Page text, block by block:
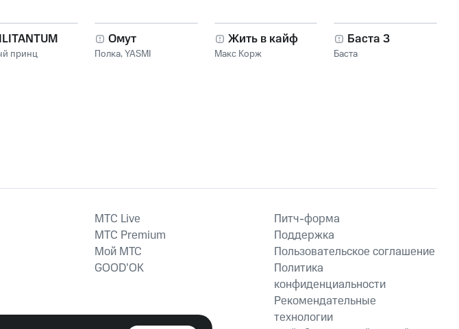
принц
Омут
Полка,YASMI
Жить в кайф
Макс Корж
Баста 3
Баста
MTС Live
MTС Premium
Мой МТС
GOOD’OK
Питч-форма
Поддержка
Пользовательское соглашение
Политика
конфиденциальности
Рекомендательные
технологии